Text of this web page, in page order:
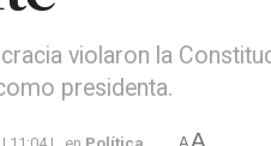
violaron la
presidenta.
A